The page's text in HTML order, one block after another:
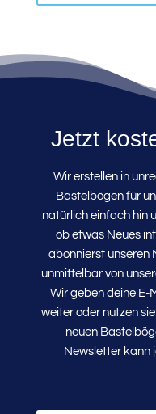
Jetzt
Wir erstellen in
Bastelbögen für
natürlich einfach hin
ob etwas Neues
abonnierst unseren
unmittelbar von
Wir geben deine E-
weiter oder nutzen
neuen
Newsletter kann